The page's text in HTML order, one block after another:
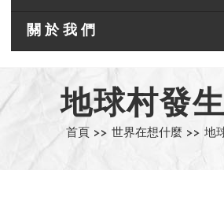
關於我們
地球村發
首頁 >> 世界在想什麼 >> 地